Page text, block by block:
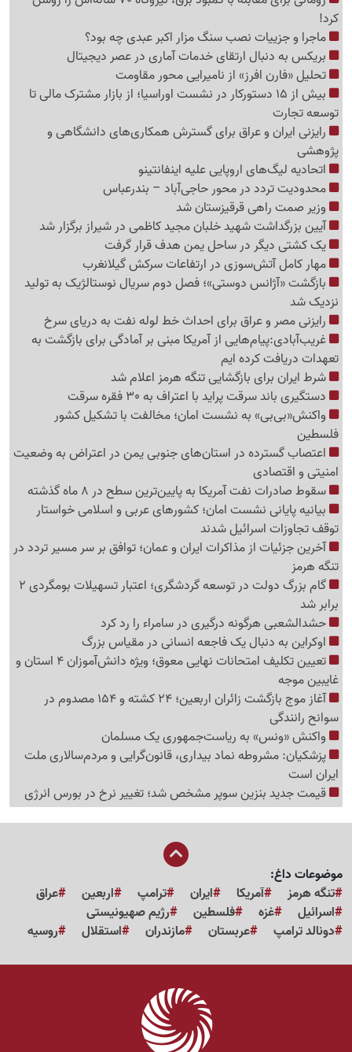
کرد!
ماجرا و جزییات نصب سنگ مزار اکبر عبدی چه بود؟
بریکس به دنبال ارتقای خدمات آماری در عصر دیجیتال
تحلیل «فارن افرز» از نامیرایی محور مقاومت
بیش از 15 دستورکار در نشست اوراسیا؛ از بازار مشترک مالی تا
توسعه تجارت
رایزنی ایران و عراق برای گسترش همکاری‌های دانشگاهی و
پژوهشی
اتحادیه لیگ‌های اروپایی علیه اینفانتینو
محدودیت تردد در محور حاجی‌آباد – بندرعباس
وزیر صمت راهی قرقیزستان شد
آیین بزرگداشت شهید خلبان مجید کاظمی در شیراز برگزار شد
یک کشتی دیگر در ساحل یمن هدف قرار گرفت
مهار کامل آتش‌سوزی در ارتفاعات سرکش گیلانغرب
بازگشت «آژانس دوستی»؛ فصل دوم سریال نوستالژیک به تولید
نزدیک شد
رایزنی مصر و عراق برای احداث خط لوله نفت به دریای سرخ
غریب‌آبادی:پیام‌هایی از آمریکا مبنی بر آمادگی برای بازگشت به
تعهدات دریافت کرده ایم
شرط ایران برای بازگشایی تنگه هرمز اعلام شد
دستگیری باند سرقت پراید با اعتراف به 30 فقره سرقت
واکنش«بی‌بی» به نشست امان؛ مخالفت با تشکیل کشور
فلسطین
اعتصاب گسترده در استان‌های جنوبی یمن در اعتراض به وضعیت
امنیتی و اقتصادی
سقوط صادرات نفت آمریکا به پایین‌ترین سطح در 8 ماه گذشته
بیانیه پایانی نشست امان؛ کشورهای عربی و اسلامی خواستار
توقف تجاوزات اسرائیل شدند
آخرین جزئیات از مذاکرات ایران و عمان؛ توافق بر سر مسیر تردد در
تنگه هرمز
گام بزرگ دولت در توسعه گردشگری؛ اعتبار تسهیلات بومگردی 2
برابر شد
حشدالشعبی هرگونه درگیری در سامراء را رد کرد
اوکراین به دنبال یک فاجعه انسانی در مقیاس بزرگ
تعیین تکلیف امتحانات نهایی معوق؛ ویژه دانش‌آموزان 4 استان و
غایبین موجه
آغاز موج بازگشت زائران اربعین؛ 24 کشته و 154 مصدوم در
سوانح رانندگی
واکنش «ونس» به ریاست‌جمهوری یک مسلمان
پزشکیان: مشروطه نماد بیداری، قانون‌گرایی و مردم‌سالاری ملت
ایران است
قیمت جدید بنزین سوپر مشخص شد؛ تغییر نرخ در بورس انرژی
موضوعات داغ:
تنگه هرمز
آمریکا ایران ترامپ اربعین
عراق
اسرائیل
غزه فلسطین
رژیم صهیونیستی
دونالد ترامپ
عربستان مازندران استقلال روسیه